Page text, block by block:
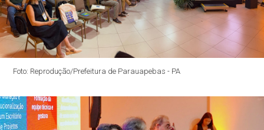
Foto: Reprodução/Prefeitura de Parauapebas - PA